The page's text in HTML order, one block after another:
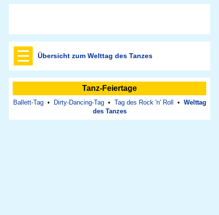
Übersicht zum Welttag des Tanzes
Tanz-Feiertage
Ballett-Tag• Dirty-Dancing-Tag• Tag des Rock 'n' Roll • Welttag
des Tanzes